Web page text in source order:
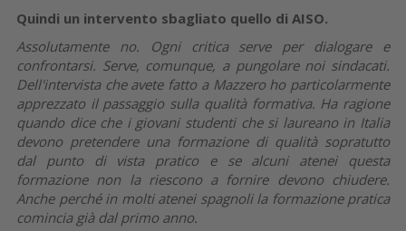
Quindi un intervento sbagliato quello di AISO.
Assolutamente no. Ogni critica serve per dialogare e
confrontarsi. Serve, comunque, a pungolare noi sindacati.
Dell'intervista che avete fatto a Mazzero ho particolarmente
apprezzato il passaggio sulla qualità formativa. Ha ragione
quando dice che i giovani studenti che si laureano in Italia
devono pretendere una formazione di qualità sopratutto
dal punto di vista pratico e se alcuni atenei questa
formazione non la riescono a fornire devono chiudere.
Anche perché in molti atenei spagnoli la formazione pratica
comincia già dal primo anno.